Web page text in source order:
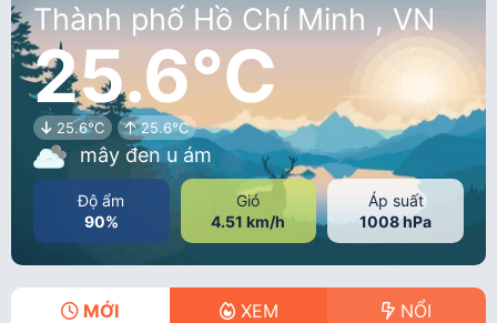
Thành phố Hồ Chí Minh , VN
25.6°C
25.6°C 25.6°C
mây đen u ám
Độ ẩm
90%
Gió
4.51 km/h
Áp suất
1008 hPa
MỚI XEM NỔI